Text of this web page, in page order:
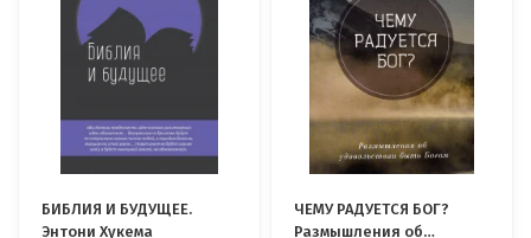
БИБЛИЯ И БУДУЩЕЕ.
Энтони Хукема
ЧЕМУ РАДУЕТСЯ БОГ?
Размышления об